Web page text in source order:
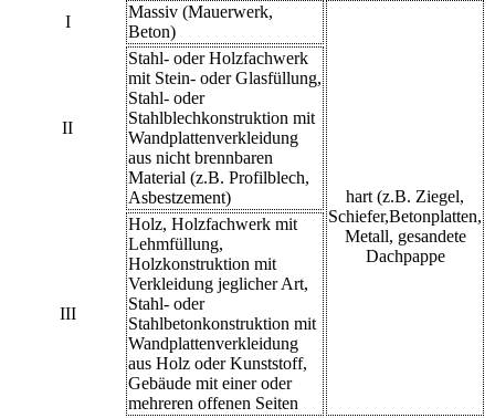
I
Massiv (Mauerwerk,
Beton)
hart (z.B. Ziegel,
Schiefer,Betonplatten,
Metall, gesandete
Dachpappe
II
Stahl- oder Holzfachwerk
mit Stein- oder Glasfüllung,
Stahl- oder
Stahlblechkonstruktion mit
Wandplattenverkleidung
aus nicht brennbaren
Material (z.B. Profilblech,
Asbestzement)
III
Holz, Holzfachwerk mit
Lehmfüllung,
Holzkonstruktion mit
Verkleidung jeglicher Art,
Stahl- oder
Stahlbetonkonstruktion mit
Wandplattenverkleidung
aus Holz oder Kunststoff,
Gebäude mit einer oder
mehreren offenen Seiten